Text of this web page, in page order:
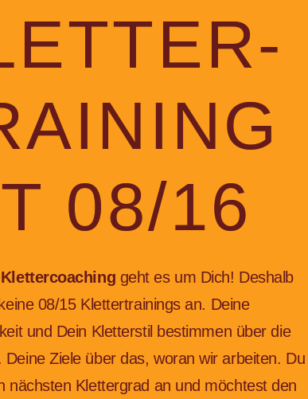
08/16
Klettercoaching geht es um Dich! Deshalb
08/15 Klettertrainings an. Deine
und Dein Kletterstil bestimmen über die
Deine Ziele über das, woran wir arbeiten. Du
nächsten Klettergrad an und möchtest den